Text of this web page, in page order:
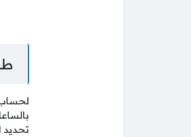
لحساب
تحديد